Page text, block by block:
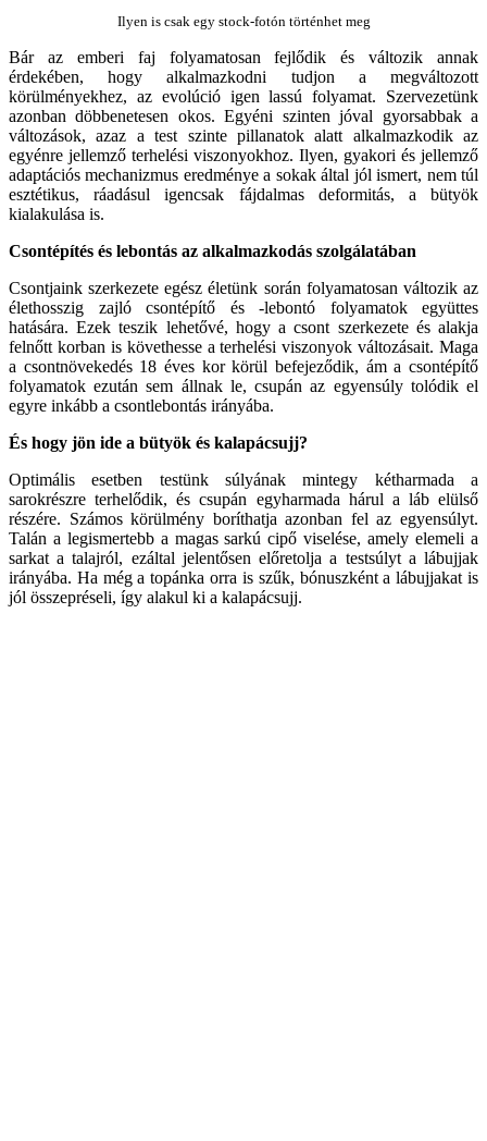
Ilyen is csak egy stock-fotón történhet meg
Bár az emberi faj folyamatosan fejlődik és változik annak
érdekében, hogy alkalmazkodni tudjon a megváltozott
körülményekhez, az evolúció igen lassú folyamat. Szervezetünk
azonban döbbenetesen okos. Egyéni szinten jóval gyorsabbak a
változások, azaz a test szinte pillanatok alatt alkalmazkodik az
egyénre jellemző terhelési viszonyokhoz. Ilyen, gyakori és jellemző
adaptációs mechanizmus eredménye a sokak által jól ismert, nem túl
esztétikus, ráadásul igencsak fájdalmas deformitás, a bütyök
kialakulása is.
Csontépítés és lebontás az alkalmazkodás szolgálatában
Csontjaink szerkezete egész életünk során folyamatosan változik az
élethosszig zajló csontépítő és -lebontó folyamatok együttes
hatására. Ezek teszik lehetővé, hogy a csont szerkezete és alakja
felnőtt korban is követhesse a terhelési viszonyok változásait. Maga
a csontnövekedés 18 éves kor körül befejeződik, ám a csontépítő
folyamatok ezután sem állnak le, csupán az egyensúly tolódik el
egyre inkább a csontlebontás irányába.
És hogy jön ide a bütyök és kalapácsujj?
Optimális esetben testünk súlyának mintegy kétharmada a
sarokrészre terhelődik, és csupán egyharmada hárul a láb elülső
részére. Számos körülmény boríthatja azonban fel az egyensúlyt.
Talán a legismertebb a magas sarkú cipő viselése, amely elemeli a
sarkat a talajról, ezáltal jelentősen előretolja a testsúlyt a lábujjak
irányába. Ha még a topánka orra is szűk, bónuszként a lábujjakat is
jól összepréseli, így alakul ki a kalapácsujj.